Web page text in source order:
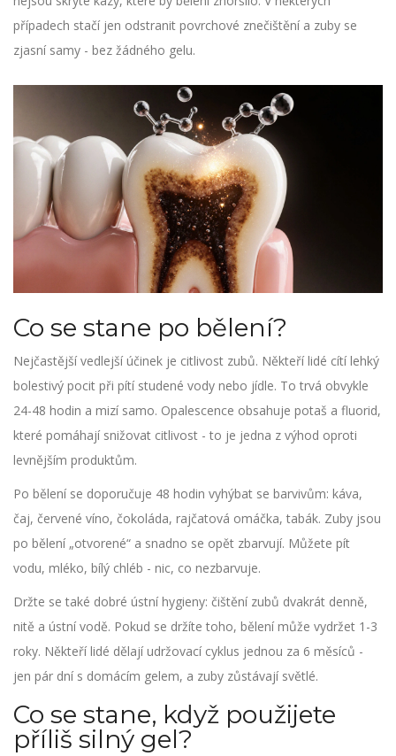
případech stačí jen odstranit povrchové znečištění a zuby se
zjasní samy - bez žádného gelu.
Co se stane po bělení?
Nejčastější vedlejší účinek je citlivost zubů. Někteří lidé cítí lehký
bolestivý pocit při pítí studené vody nebo jídle. To trvá obvykle
24-48 hodin a mizí samo. Opalescence obsahuje potaš a fluorid,
které pomáhají snižovat citlivost - to je jedna z výhod oproti
levnějším produktům.
Po bělení se doporučuje 48 hodin vyhýbat se barvivům: káva,
čaj, červené víno, čokoláda, rajčatová omáčka, tabák. Zuby jsou
po bělení „otvorené“ a snadno se opět zbarvují. Můžete pít
vodu, mléko, bílý chléb - nic, co nezbarvuje.
Držte se také dobré ústní hygieny: čištění zubů dvakrát denně,
nitě a ústní vodě. Pokud se držíte toho, bělení může vydržet 1-3
roky. Někteří lidé dělají udržovací cyklus jednou za 6 měsíců -
jen pár dní s domácím gelem, a zuby zůstávají světlé.
Co se stane, když použijete
příliš silný gel?